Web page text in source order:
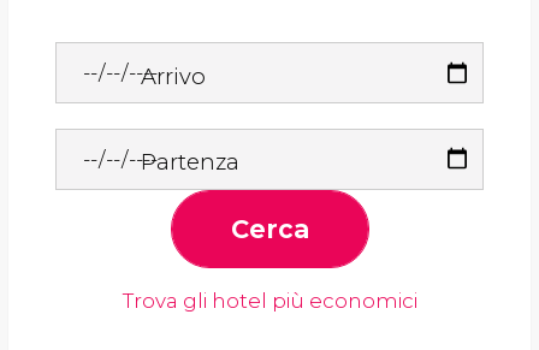
Arrivo
Partenza
Cerca
Trova gli hotel più economici